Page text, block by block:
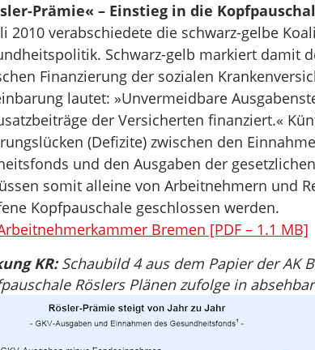
Prämie« – Einstieg in die
2010 verabschiedete die schwarz-gelbe
Schwarz-gelb markiert damit
Finanzierung der sozialen
lautet: »Unvermeidbare
der Versicherten finanziert.«
(Defizite) zwischen den
und den Ausgaben der
somit alleine von Arbeitnehmern und
Kopfpauschale geschlossen werden.
Bremen [PDF – 1.1 MB]
KR:Schaubild 4 aus dem Papier der AK
Röslers Plänen zufolge in